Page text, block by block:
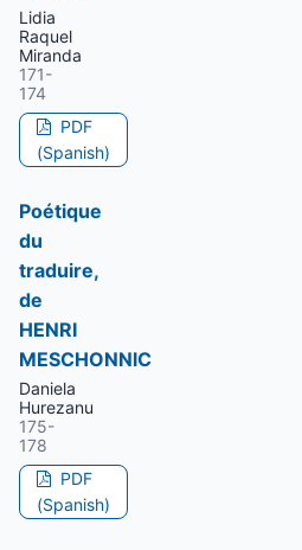
Lidia
Raquel
Miranda
171-
174
PDF
(Spanish)
Poétique
du
traduire,
de
HENRI
MESCHONNlC
Daniela
Hurezanu
175-
178
PDF
(Spanish)